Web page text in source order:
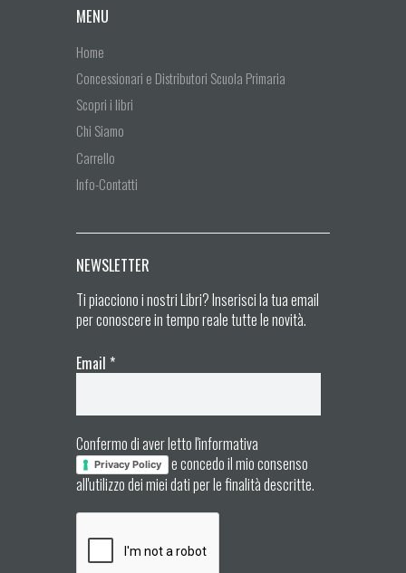
MENU
Home
Concessionari e Distributori Scuola Primaria
Scopri i libri
Chi Siamo
Carrello
Info-Contatti
NEWSLETTER
Ti piacciono i nostri Libri? Inserisci la tua email
per conoscere in tempo reale tutte le novità.
Email *
Confermo di aver letto l'informativa
Privacy Policy
e concedo il mio consenso
all'utilizzo dei miei dati per le finalità descritte.